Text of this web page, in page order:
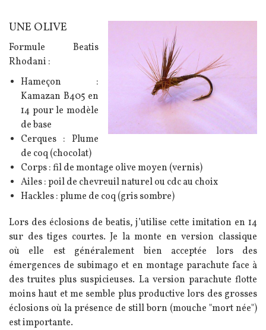
Texte
UNE OLIVE
Formule Beatis
Rhodani :
Hameçon :
Kamazan B405 en
14 pour le modèle
de base
Cerques : Plume
de coq (chocolat)
Corps : fil de montage olive moyen (vernis)
Ailes : poil de chevreuil naturel ou cdc au choix
Hackles : plume de coq (gris sombre)
Lors des éclosions de beatis, j’utilise cette imitation en 14
sur des tiges courtes. Je la monte en version classique
où elle est généralement bien acceptée lors des
émergences de subimago et en montage parachute face à
des truites plus suspicieuses. La version parachute flotte
moins haut et me semble plus productive lors des grosses
éclosions où la présence de still born (mouche "mort née")
est importante.